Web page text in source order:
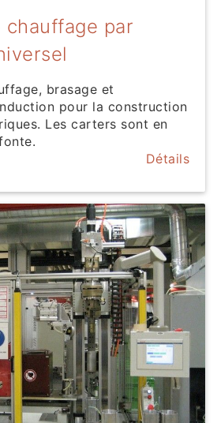
par
brasage et
pour la construction
Les carters sont en
Détails